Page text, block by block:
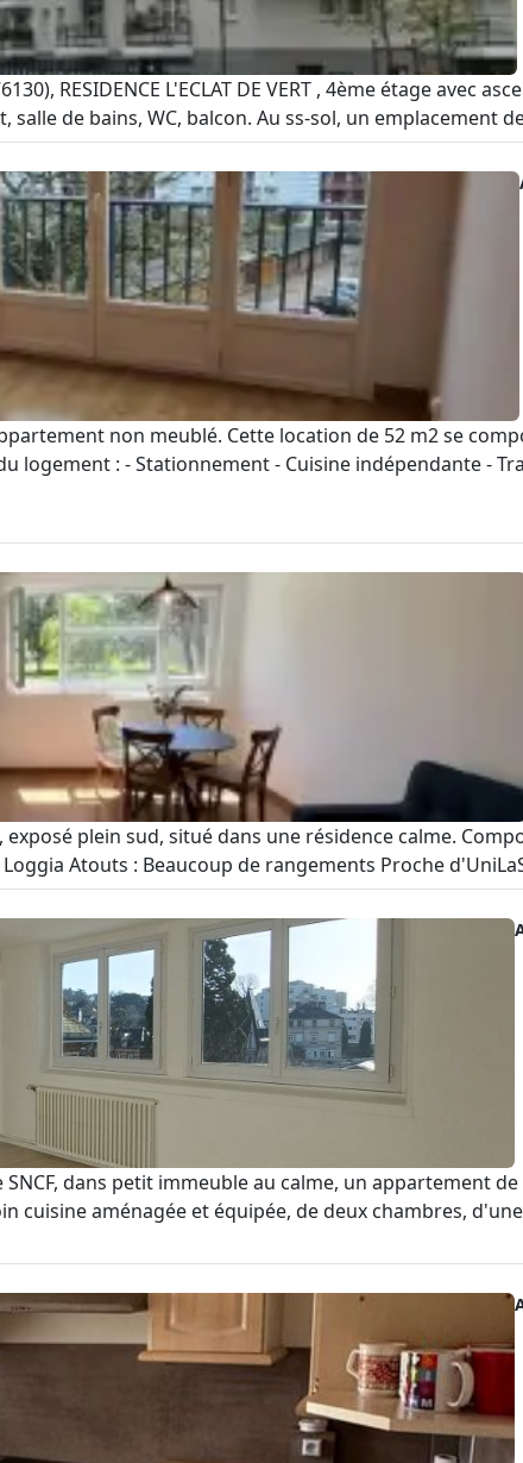
RESIDENCE L'ECLAT DE VERT , 4ème étage avec
de bains, WC, balcon. Au ss-sol, un emplacement
non meublé. Cette location de 52 m2 se
logement : - Stationnement - Cuisine indépendante -
plein sud, situé dans une résidence calme.
Atouts : Beaucoup de rangements Proche
SNCF, dans petit immeuble au calme, un appartement
cuisine aménagée et équipée, de deux chambres,